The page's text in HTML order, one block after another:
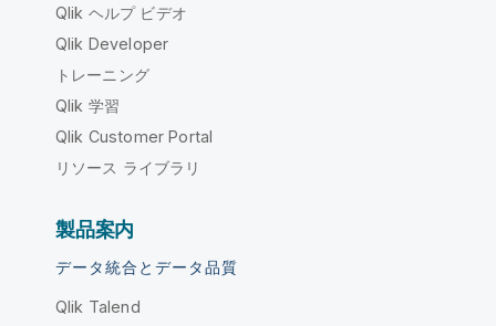
Qlik ヘルプ ビデオ
Qlik Developer
トレーニング
Qlik 学習
Qlik Customer Portal
リソース ライブラリ
製品案内
データ統合とデータ品質
Qlik Talend